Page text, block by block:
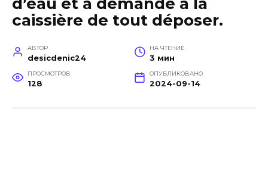
caissière de tout déposer.
АВТОР
desicdenic24
НА ЧТЕНИЕ
3 мин
ПРОСМОТРОВ
128
ОПУБЛИКОВАНО
2024-09-14